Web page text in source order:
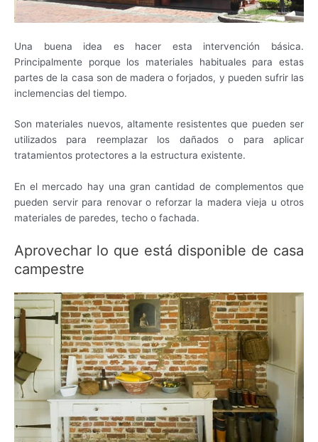
Una buena idea es hacer esta intervención básica.
Principalmente porque los materiales habituales para estas
partes de la casa son de madera o forjados, y pueden sufrir las
inclemencias del tiempo.
Son materiales nuevos, altamente resistentes que pueden ser
utilizados para reemplazar los dañados o para aplicar
tratamientos protectores a la estructura existente.
En el mercado hay una gran cantidad de complementos que
pueden servir para renovar o reforzar la madera vieja u otros
materiales de paredes, techo o fachada.
Aprovechar lo que está disponible de casa
campestre